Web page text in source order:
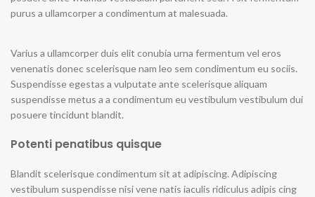
purus a ullamcorper a condimentum at malesuada.
Varius a ullamcorper duis elit conubia urna fermentum vel eros
venenatis donec scelerisque nam leo sem condimentum eu sociis.
Suspendisse egestas a vulputate ante scelerisque aliquam
suspendisse metus a a condimentum eu vestibulum vestibulum dui
posuere tincidunt blandit.
Potenti penatibus quisque
Blandit scelerisque condimentum sit at adipiscing. Adipiscing
vestibulum suspendisse nisi vene natis iaculis ridiculus adipis cing